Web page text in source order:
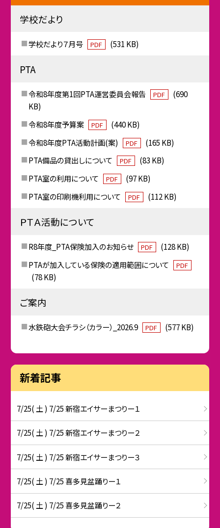
学校だより
学校だより７月号 PDF (531 KB)
PTA
令和8年度第1回PTA運営委員会報告 PDF
(690
KB)
令和8年度予算案
PDF
(440 KB)
令和8年度PTA活動計画(案)
PDF
(165 KB)
PTA備品の貸出しについて
PDF
(83 KB)
PTA室の利用について
PDF
(97 KB)
PTA室の印刷機利用について
PDF (112 KB)
ＰＴＡ活動について
R8年度_PTA保険加入のお知らせ PDF
(128 KB)
PTAが加入している保険の適用範囲について
PDF
(78 KB)
ご案内
水鉄砲大会チラシ（カラー）_2026.9 PDF (577 KB)
新着記事
7/25( 土 ) 7/25 新宿エイサーまつりー１
7/25( 土 ) 7/25 新宿エイサーまつりー２
7/25( 土 ) 7/25 新宿エイサーまつりー３
7/25( 土 ) 7/25 喜多見盆踊りー１
7/25( 土 ) 7/25 喜多見盆踊りー２